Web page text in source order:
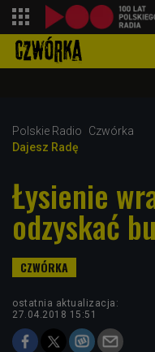
Polskie Radio
Czwórka
Dajesz Radę
Łysienie
odzyskać
ostatnia aktualizacja:
27.04.2018 15:51